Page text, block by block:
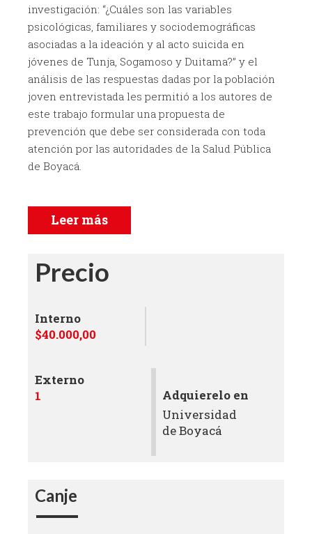
investigación: “¿Cuáles son las variables
psicológicas, familiares y sociodemográficas
asociadas a la ideación y al acto suicida en
jóvenes de Tunja, Sogamoso y Duitama?” y el
análisis de las respuestas dadas por la población
joven entrevistada les permitió a los autores de
este trabajo formular una propuesta de
prevención que debe ser considerada con toda
atención por las autoridades de la Salud Pública
de Boyacá.
Leer más
Precio
Interno
$40.000,00
Externo
1
Adquierelo en
Universidad
de Boyacá
Canje